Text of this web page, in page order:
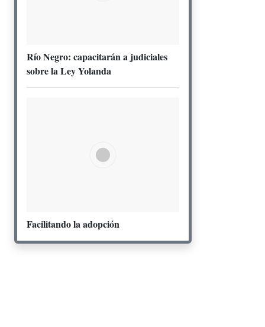
Río Negro: capacitarán a judiciales
sobre la Ley Yolanda
Facilitando la adopción